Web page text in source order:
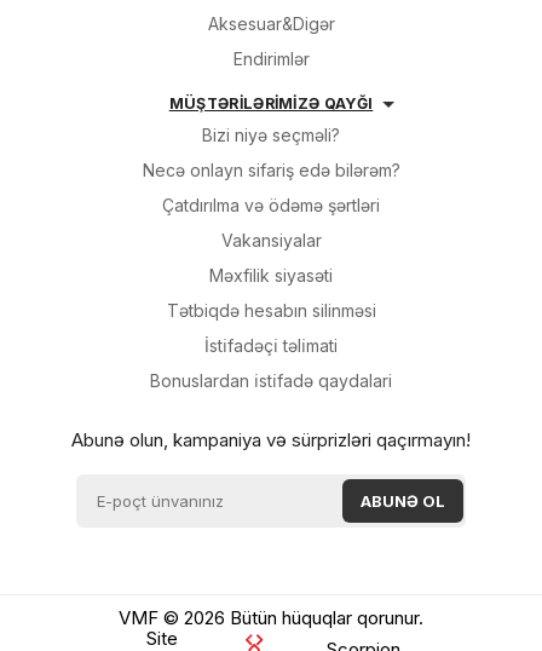
Aksesuar&Digər
Endirimlər
MÜŞTƏRİLƏRİMİZƏ QAYĞI
Bizi niyə seçməli?
Necə onlayn sifariş edə bilərəm?
Çatdırılma və ödəmə şərtləri
Vakansiyalar
Məxfilik siyasəti
Tətbiqdə hesabın silinməsi
İsti̇fadəçi̇ təli̇mati
Bonuslardan i̇sti̇fadə qaydalari
Abunə olun, kampaniya və sürprizləri qaçırmayın!
VMF © 2026 Bütün hüquqlar qorunur.
Site